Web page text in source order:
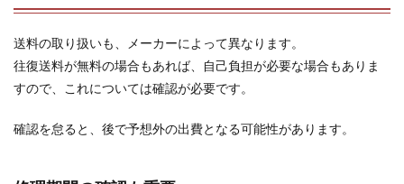
送料の取り扱いも、メーカーによって異なります。
往復送料が無料の場合もあれば、自己負担が必要な場合もありま
すので、これについては確認が必要です。
確認を怠ると、後で予想外の出費となる可能性があります。